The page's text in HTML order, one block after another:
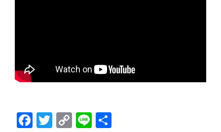
F T C Li